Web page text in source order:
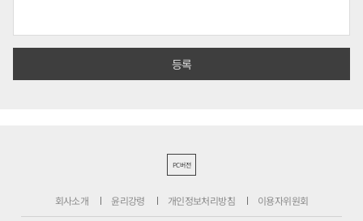
PC버전
회사소개 윤리강령 개인정보처리방침 이용자위원회